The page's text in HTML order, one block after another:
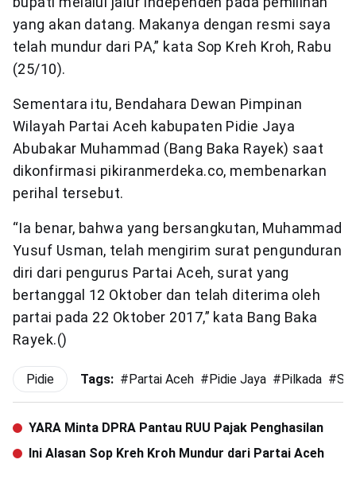
yang akan datang. Makanya dengan resmi saya
telah mundur dari PA,” kata Sop Kreh Kroh, Rabu
(25/10).
Sementara itu, Bendahara Dewan Pimpinan
Wilayah Partai Aceh kabupaten Pidie Jaya
Abubakar Muhammad (Bang Baka Rayek) saat
dikonfirmasi pikiranmerdeka.co, membenarkan
perihal tersebut.
“Ia benar, bahwa yang bersangkutan, Muhammad
Yusuf Usman, telah mengirim surat pengunduran
diri dari pengurus Partai Aceh, surat yang
bertanggal 12 Oktober dan telah diterima oleh
partai pada 22 Oktober 2017,” kata Bang Baka
Rayek.()
Pidie Tags: #Partai Aceh #Pidie Jaya #Pilkada #
YARA Minta DPRA Pantau RUU Pajak Penghasilan
Ini Alasan Sop Kreh Kroh Mundur dari Partai Aceh